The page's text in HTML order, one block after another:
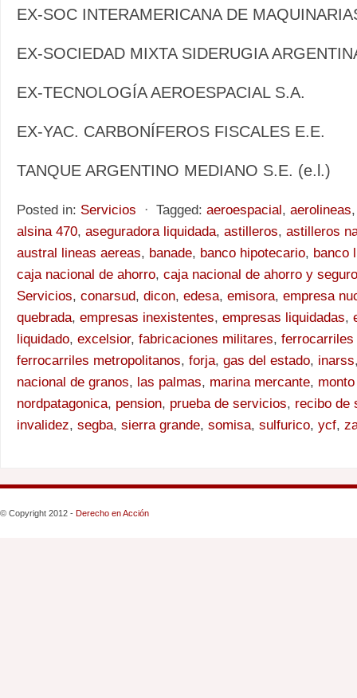
EX-SOC INTERAMERICANA DE
EX-SOCIEDAD MIXTA SIDERUGIA
EX-TECNOLOGÍA AEROESPACIAL S.A.
EX-YAC. CARBONÍFEROS FISCALES E.E.
TANQUE ARGENTINO MEDIANO S.E. (e.l.)
Posted in: Servicios ⋅ Tagged: aeroespacial, aerolineas
alsina 470, aseguradora liquidada, astilleros, astilleros
austral lineas aereas, banade, banco hipotecario, banco
caja nacional de ahorro, caja nacional de ahorro y seguro
Servicios, conarsud, dicon, edesa, emisora, empresa
quebrada, empresas inexistentes, empresas liquidadas,
liquidado, excelsior, fabricaciones militares, ferrocarriles
ferrocarriles metropolitanos, forja, gas del estado, inarss
nacional de granos, las palmas, marina mercante,
nordpatagonica, pension, prueba de servicios, recibo de
invalidez, segba, sierra grande, somisa, sulfurico, ycf,
© Copyright 2012 - Derecho en Acción